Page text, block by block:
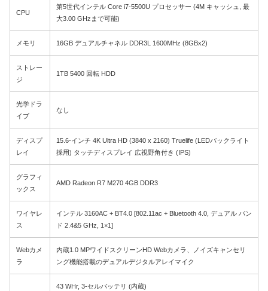
CPU
第5世代インテル Core i7-5500U プロセッサー (4M キャッシュ, 最
大3.00 GHzまで可能)
メモリ 16GB デュアルチャネル DDR3L 1600MHz (8GBx2)
ストレー
ジ
1TB 5400 回転 HDD
光学ドラ
イブ
なし
ディスプ
レイ
15.6-インチ 4K Ultra HD (3840 x 2160) Truelife (LEDバックライト
採用) タッチディスプレイ 広視野角付き (IPS)
グラフィ
ックス
AMD Radeon R7 M270 4GB DDR3
ワイヤレ
ス
インテル 3160AC + BT4.0 [802.11ac + Bluetooth 4.0, デュアル バン
ド 2.4&5 GHz, 1×1]
Webカメ
ラ
内蔵1.0 MPワイドスクリーンHD Webカメラ、ノイズキャンセリ
ング機能搭載のデュアルデジタルアレイマイク
43 WHr, 3-セルバッテリ (内蔵)